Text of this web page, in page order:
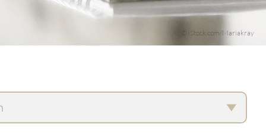
© iStock.com/Mariakray